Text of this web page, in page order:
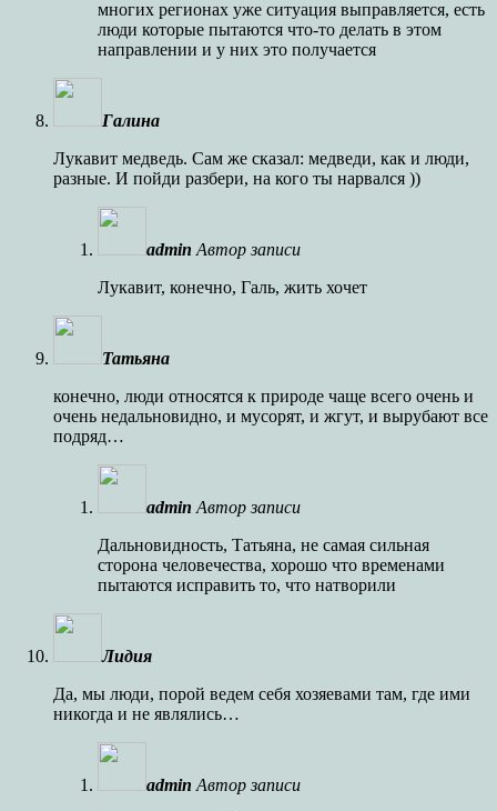
многих регионах уже ситуация выправляется, есть
люди которые пытаются что-то делать в этом
направлении и у них это получается
Галина
Лукавит медведь. Сам же сказал: медведи, как и люди,
разные. И пойди разбери, на кого ты нарвался ))
admin Автор записи
Лукавит, конечно, Галь, жить хочет
Татьяна
конечно, люди относятся к природе чаще всего очень и
очень недальновидно, и мусорят, и жгут, и вырубают все
подряд…
admin Автор записи
Дальновидность, Татьяна, не самая сильная
сторона человечества, хорошо что временами
пытаются исправить то, что натворили
Лидия
Да, мы люди, порой ведем себя хозяевами там, где ими
никогда и не являлись…
admin Автор записи